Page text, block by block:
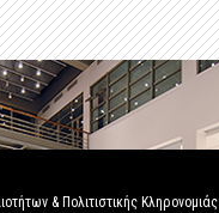
& Πολιτιστικής Κληρονομιάς